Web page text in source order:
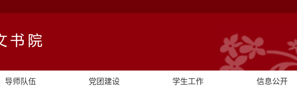
导师队伍 党团建设 学生工作 信息公开